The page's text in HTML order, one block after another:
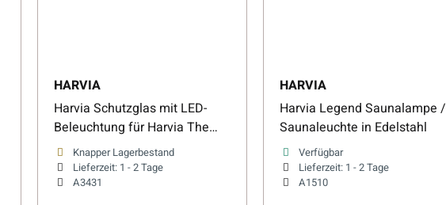
HARVIA
Harvia Schutzglas mit LED-
Beleuchtung für Harvia The
WallKnapper Lagerbestand
Lieferzeit: 1 - 2 Tage
A3431
HARVIA
Harvia Legend Saunalampe /
Saunaleuchte in Edelstahl
Verfügbar
Lieferzeit: 1 - 2 Tage
A1510